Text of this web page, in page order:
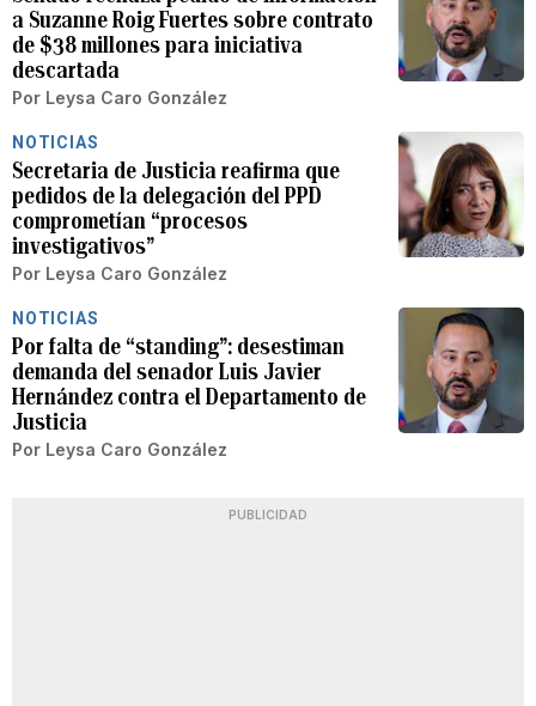
a Suzanne Roig Fuertes sobre contrato
de $38 millones para iniciativa
descartada
Por Leysa Caro González
NOTICIAS
Secretaria de Justicia reafirma que
pedidos de la delegación del PPD
comprometían “procesos
investigativos”
Por Leysa Caro González
NOTICIAS
Por falta de “standing”: desestiman
demanda del senador Luis Javier
Hernández contra el Departamento de
Justicia
Por Leysa Caro González
PUBLICIDAD